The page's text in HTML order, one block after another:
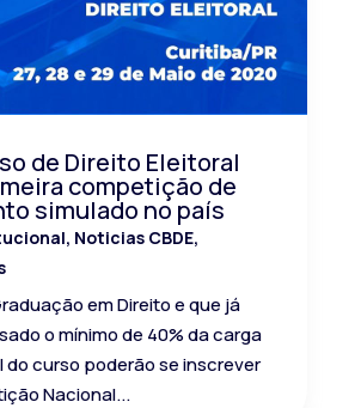
de Direito Eleitoral
competição de
simulado no país
, Noticias CBDE,
em Direito e que já
o mínimo de 40% da carga
do curso poderão se inscrever
Nacional...